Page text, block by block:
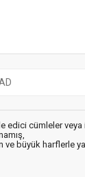
edici cümleler veya
ve büyük harflerle